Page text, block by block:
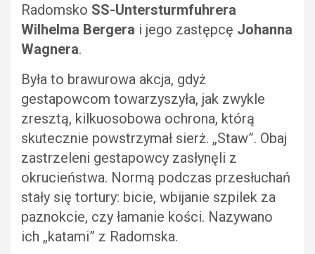
Radomsko SS-Untersturmfuhrera
Wilhelma Bergera i jego zastępcę Johanna
Wagnera.
Była to brawurowa akcja, gdyż
gestapowcom towarzyszyła, jak zwykle
zresztą, kilkuosobowa ochrona, którą
skutecznie powstrzymał sierż. „Staw”. Obaj
zastrzeleni gestapowcy zasłynęli z
okrucieństwa. Normą podczas przesłuchań
stały się tortury: bicie, wbijanie szpilek za
paznokcie, czy łamanie kości. Nazywano
ich „katami” z Radomska.